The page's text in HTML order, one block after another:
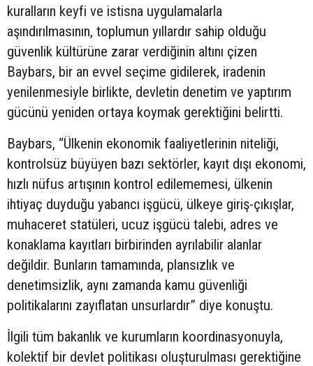
kuralların keyfi ve istisna uygulamalarla
aşındırılmasının, toplumun yıllardır sahip olduğu
güvenlik kültürüne zarar verdiğinin altını çizen
Baybars, bir an evvel seçime gidilerek, iradenin
yenilenmesiyle birlikte, devletin denetim ve yaptırım
gücünü yeniden ortaya koymak gerektiğini belirtti.
Baybars, “Ülkenin ekonomik faaliyetlerinin niteliği,
kontrolsüz büyüyen bazı sektörler, kayıt dışı ekonomi,
hızlı nüfus artışının kontrol edilememesi, ülkenin
ihtiyaç duyduğu yabancı işgücü, ülkeye giriş-çıkışlar,
muhaceret statüleri, ucuz işgücü talebi, adres ve
konaklama kayıtları birbirinden ayrılabilir alanlar
değildir. Bunların tamamında, plansızlık ve
denetimsizlik, aynı zamanda kamu güvenliği
politikalarını zayıflatan unsurlardır” diye konuştu.
İlgili tüm bakanlık ve kurumların koordinasyonuyla,
kolektif bir devlet politikası oluşturulması gerektiğine